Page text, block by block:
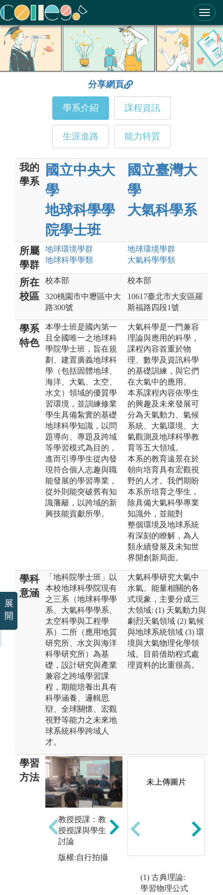
ColleGo! 大學選才與高中育才輔助系統
分享網頁
學系介紹 課程資訊
生涯進路 能力特質
我的
學系
國立中央大
學
地球科學學
院學士班
國立臺灣大
學
大氣科學系
所屬
學群
地球環境學群
地球科學學類
地球環境學群
大氣科學學類
所在
校區
校本部
320桃園市中壢區中大
路300號
校本部
10617臺北市大安區羅
斯福路四段1號
學系
特色
本學士班是國內第一
且全國唯一之地球科
學院學士班，旨在規
劃、建置廣義地球科
學（包括固體地球、
海洋、大氣、太空、
水文）領域的優質學
習環境，並訓練修業
學生具備紮實的基礎
地球科學知識，以問
題導向、專題及跨域
等學習模式為目的，
進而引導學生從內發
現符合個人志趣與職
能發展的學習專業，
從外則能突破舊有知
識藩籬，以跨域的新
興技能貢獻所學。
大氣科學是一門兼容
理論與應用的科學，
課程內容首重於物
理、數學及資訊科學
的基礎訓練，與它們
在大氣中的應用。
本系課程內容依學生
的興趣及未來發展可
分為天氣動力、氣候
系統、大氣環境、大
氣觀測及地球科學教
育等五大領域。
本系的教育遠景在於
朝向培育具有宏觀視
野的人才。我們期盼
本系所培育之學生，
除具備大氣科學專業
知識外，並能對
整個環境及地球系統
有深刻的瞭解，為人
類永續發展及未知世
界開創新局面。
學科
意涵
「地科院學士班」以
本校地球科學院現有
之三系（地球科學學
系、大氣科學學系、
太空科學與工程學
系）二所（應用地質
研究所、水文與海洋
科學研究所）為基
礎，設計研究與產業
兼容之跨域學習課
程，期能培養出具有
科學涵養、邏輯思
辯、全球關懷、宏觀
視野等能力之未來地
球系統科學跨域人
才。
大氣科學研究大氣中
水氣、能量相關的各
式現象，主要分成三
大領域: (1) 天氣動力與
劇烈天氣領域 (2) 氣候
與地球系統領域 (3) 環
境與大氣物理化學領
域。目前借助程式處
理資料的比重很高。
學習
方法
教授授課：教
授授課與學生
討論
版權:自行拍攝
學：教授及助
所學理論
版權:自行拍攝
未上傳圖片
(1) 古典理論:
學習物理公式
展
開